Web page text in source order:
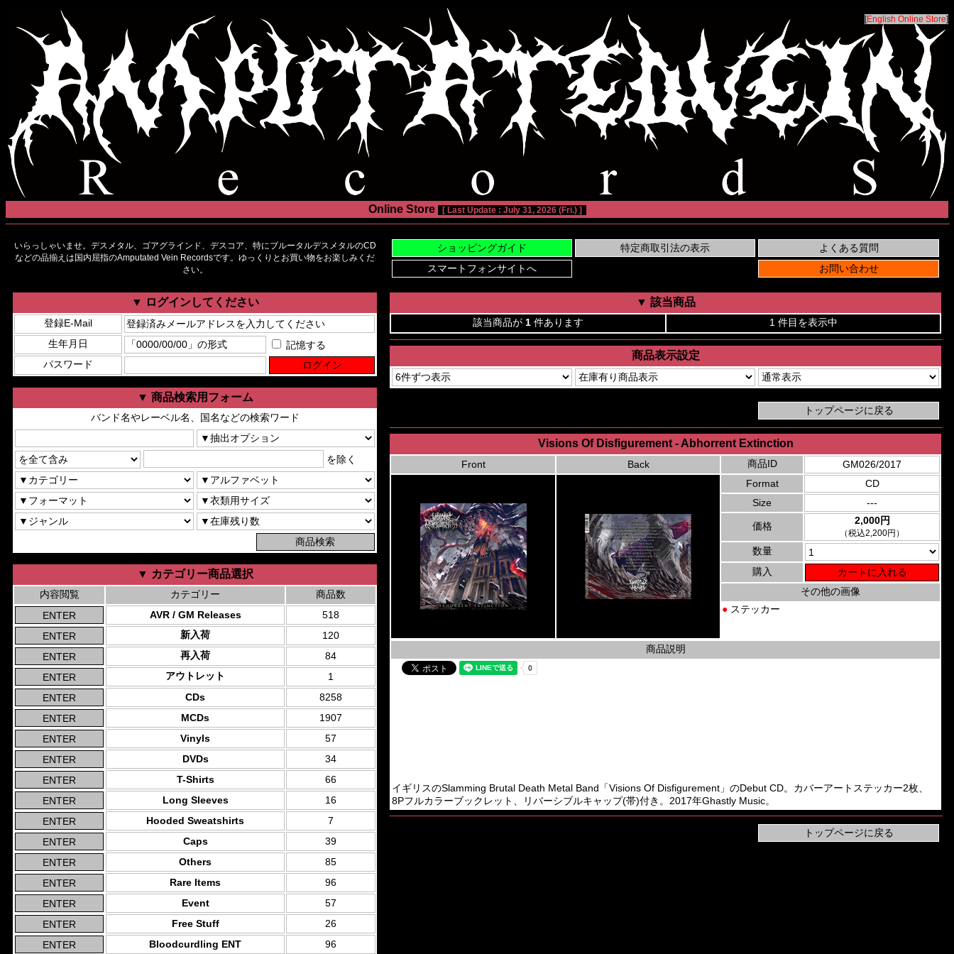
[English Online Store]
Online Store [ Last Update : July 31, 2026 (Fri.) ]
いらっしゃいませ。デスメタル、ゴアグラインド、デスコア、特にブルータルデスメタルのCD
などの品揃えは国内屈指のAmputated Vein Recordsです。ゆっくりとお買い物をお楽しみくだ
さい。
▼ ログインしてください
登録E-Mail
生年月日
記憶する
パスワード
▼ 商品検索用フォーム
バンド名やレーベル名、国名などの検索ワード
を除く
▼ カテゴリー商品選択
内容閲覧 カテゴリー
商品数
AVR / GM Releases
518
新入荷
120
再入荷
84
アウトレット
1
CDs
8258
MCDs
1907
Vinyls
57
DVDs
34
T-Shirts
66
Long Sleeves
16
Hooded Sweatshirts
7
Caps
39
Others
85
Rare Items
96
Event
57
Free Stuff
26
Bloodcurdling ENT
96
▼ 該当商品
該当商品が 1 件あります 1 件目を表示中
商品表示設定
Visions Of Disfigurement - Abhorrent Extinction
Front Back 商品ID
GM026/2017
Format
CD
Size
---
価格 2,000円
（税込2,200円）
数量
購入
その他の画像
● ステッカー
商品説明
イギリスのSlamming Brutal Death Metal Band「Visions Of Disfigurement」のDebut CD。カバーアートステッカー2枚、
8Pフルカラーブックレット、リバーシブルキャップ(帯)付き。2017年Ghastly Music。